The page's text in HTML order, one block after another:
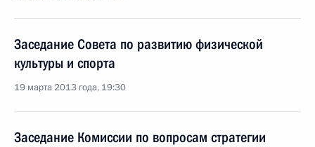
Заседание Совета по развитию физической
культуры и спорта
19 марта 2013 года, 19:30
Заседание Комиссии по вопросам стратегии